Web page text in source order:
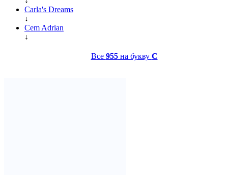
Carla's Dreams
↓
Cem Adrian
↓
Все 955на букву C